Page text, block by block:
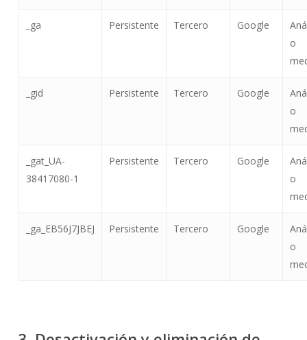
_ga Persistente Tercero Google
o
_gid Persistente Tercero Google
o
_gat_UA-
38417080-1
Persistente Tercero Google
o
_ga_EB56J7JBEJ Persistente Tercero Google
o